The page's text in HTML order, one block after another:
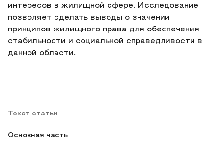
интересов в жилищной сфере. Исследование
позволяет сделать выводы о значении
принципов жилищного права для обеспечения
стабильности и социальной справедливости в
данной области.
Текст статьи
Основная часть